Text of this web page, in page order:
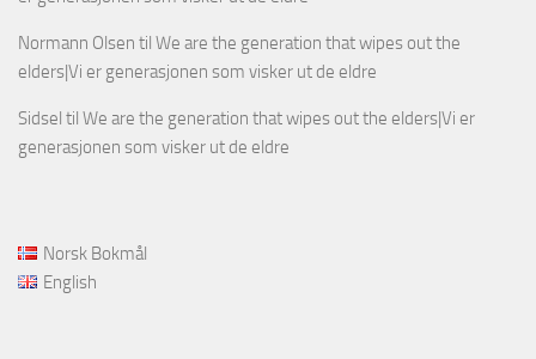
Normann Olsen til We are the generation that wipes out the
elders|Vi er generasjonen som visker ut de eldre
Sidsel til We are the generation that wipes out the elders|Vi er
generasjonen som visker ut de eldre
Norsk Bokmål
English